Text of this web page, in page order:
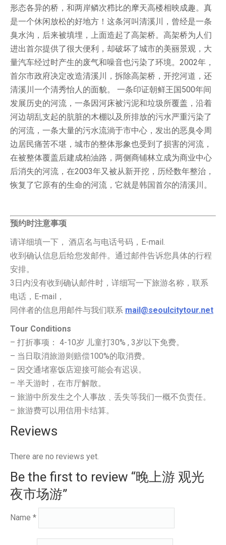
形态各异的桥，和两岸鳞次栉比的摩天高楼相映成趣。真
是一个休闲放松的好地方！这条河叫清溪川，曾经是一条
臭水沟，后来被填埋，上面造起了高架桥。高架桥为人们
进出首尔提供了很大便利，却破坏了城市的美丽景观，大
量汽车经过时产生的废气和噪音也污染了环境。2002年，
首尔市政府决定改造清溪川，拆除高架桥，开挖河道，还
清溪川一个清秀怡人的面貌。 一条印证朝鲜王国500年间
发展历史的河流，一条因河床被污泥和垃圾所覆盖，沿着
河边胡乱支起的肮脏的木棚以及所排放的污水严重污染了
的河流，一条大量的污水流淌于市中心，发出的恶臭令周
边居民痛苦不堪，城市的整体形象也受到了损害的河流，
在被整体覆盖后建成柏油路，两侧商铺林立成为商业中心
后消失的河流，在2003年又被从新开挖，历经数年整治，
恢复了它原有的生命的河流，它就是韩国首尔的清溪川。
预约时注意事项
请详细填一下， 酒店名与电话号码，E-mail.
收到确认信息后给您发邮件。通过邮件告诉您具体的行程
安排。
3日内没有收到确认邮件时，详细写一下旅游名称，联系
电话，E-mail，
同伴者的信息用邮件与我们联系 mail@seoulcitytour.net
Tour Conditions
– 打折事项： 4-10岁 儿童打30% , 3岁以下免费。
– 当日取消旅游则赔偿100%的取消费。
– 因交通堵塞饭店迎接可能会有迟误。
– 半天游时，在市厅解散。
– 旅游中所发生之个人事故﹑丢失等我们一概不负责任。
– 旅游费可以用信用卡结算。
Reviews
There are no reviews yet.
Be the first to review “晚上游 观光
夜市场游”
Name *